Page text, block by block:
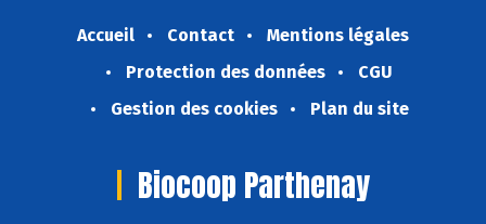
Accueil Contact
Mentions légales
Protection des données
CGU
Gestion des cookies
Plan du site
Biocoop Parthenay